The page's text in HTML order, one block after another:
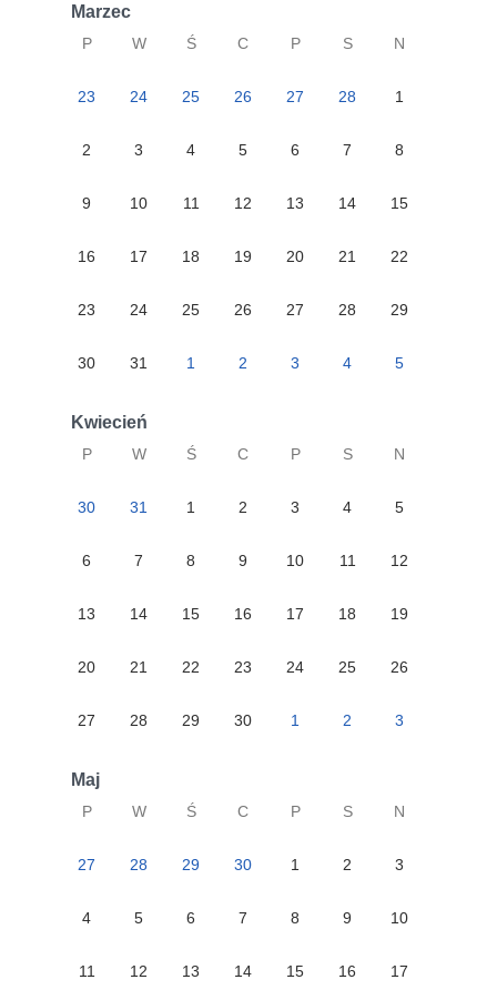
Marzec
P W Ś C P S N
23 24 25 26 27 28 1
2 3 4 5 6 7 8
9 10 11 12 13 14 15
16 17 18 19 20 21 22
23 24 25 26 27 28 29
30 31 1 2 3 4 5
Kwiecień
P W Ś C P S N
30 31 1 2 3 4 5
6 7 8 9 10 11 12
13 14 15 16 17 18 19
20 21 22 23 24 25 26
27 28 29 30 1 2 3
Maj
P W Ś C P S N
27 28 29 30 1 2 3
4 5 6 7 8 9 10
11 12 13 14 15 16 17